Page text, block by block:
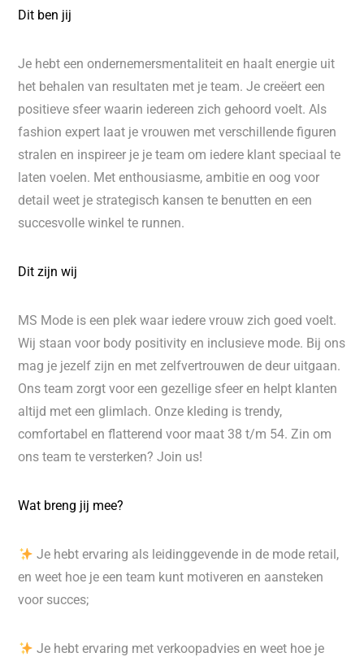
Dit ben jij
Je hebt een ondernemersmentaliteit en haalt energie uit
het behalen van resultaten met je team. Je creëert een
positieve sfeer waarin iedereen zich gehoord voelt. Als
fashion expert laat je vrouwen met verschillende figuren
stralen en inspireer je je team om iedere klant speciaal te
laten voelen. Met enthousiasme, ambitie en oog voor
detail weet je strategisch kansen te benutten en een
succesvolle winkel te runnen.
Dit zijn wij
MS Mode is een plek waar iedere vrouw zich goed voelt.
Wij staan voor body positivity en inclusieve mode. Bij ons
mag je jezelf zijn en met zelfvertrouwen de deur uitgaan.
Ons team zorgt voor een gezellige sfeer en helpt klanten
altijd met een glimlach. Onze kleding is trendy,
comfortabel en flatterend voor maat 38 t/m 54. Zin om
ons team te versterken? Join us!
Wat breng jij mee?
Je hebt ervaring als leidinggevende in de mode retail,
en weet hoe je een team kunt motiveren en aansteken
voor succes;
Je hebt ervaring met verkoopadvies en weet hoe je